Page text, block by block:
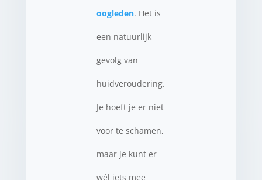
oogleden. Het is
een natuurlijk
gevolg van
huidveroudering.
Je hoeft je er niet
voor te schamen,
maar je kunt er
wél iets mee